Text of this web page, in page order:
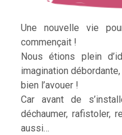
Une nouvelle vie
commençait !
Nous étions plein
imagination
bien l’avouer !
Car avant de
déchaumer, rafistoler,
aussi…